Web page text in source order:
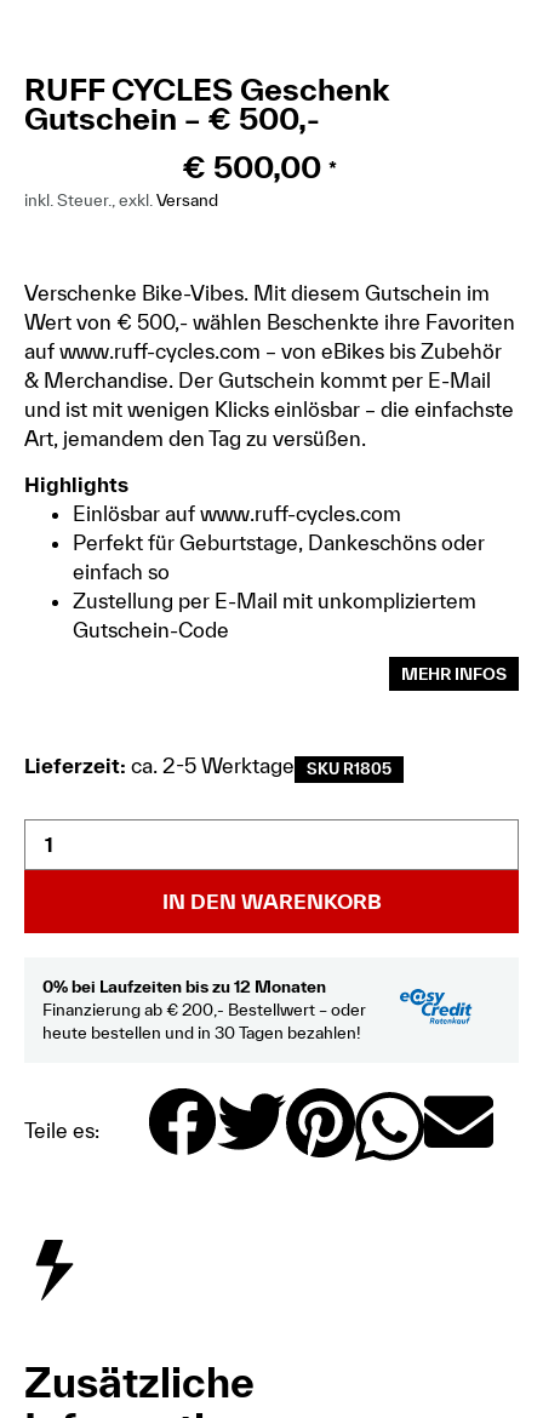
RUFF CYCLES Geschenk
Gutschein – € 500,-
€ 500,00 *
inkl. Steuer., exkl. Versand
Verschenke Bike-Vibes. Mit diesem Gutschein im
Wert von € 500,- wählen Beschenkte ihre Favoriten
auf www.ruff-cycles.com – von eBikes bis Zubehör
& Merchandise. Der Gutschein kommt per E-Mail
und ist mit wenigen Klicks einlösbar – die einfachste
Art, jemandem den Tag zu versüßen.
Highlights
Einlösbar auf www.ruff-cycles.com
Perfekt für Geburtstage, Dankeschöns oder
einfach so
Zustellung per E-Mail mit unkompliziertem
Gutschein-Code
MEHR INFOS
Lieferzeit: ca. 2-5 Werktage SKU R1805
IN DEN WARENKORB
0% bei Laufzeiten bis zu 12 Monaten
Finanzierung ab € 200,- Bestellwert – oder
heute bestellen und in 30 Tagen bezahlen!
Teile es:
Zusätzliche